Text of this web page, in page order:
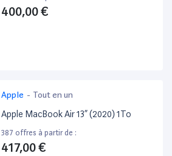
400,00 €
Apple - Tout en un
Apple MacBook Air 13” (2020) 1To
387 offres à partir de :
417,00 €